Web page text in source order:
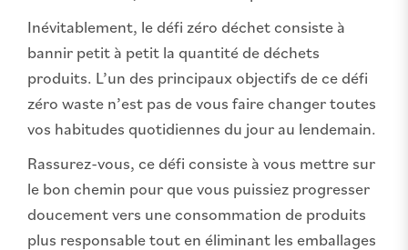
Inévitablement, le défi zéro déchet consiste à
bannir petit à petit la quantité de déchets
produits. L’un des principaux objectifs de ce défi
zéro waste n’est pas de vous faire changer toutes
vos habitudes quotidiennes du jour au lendemain.
Rassurez-vous, ce défi consiste à vous mettre sur
le bon chemin pour que vous puissiez progresser
doucement vers une consommation de produits
plus responsable tout en éliminant les emballages